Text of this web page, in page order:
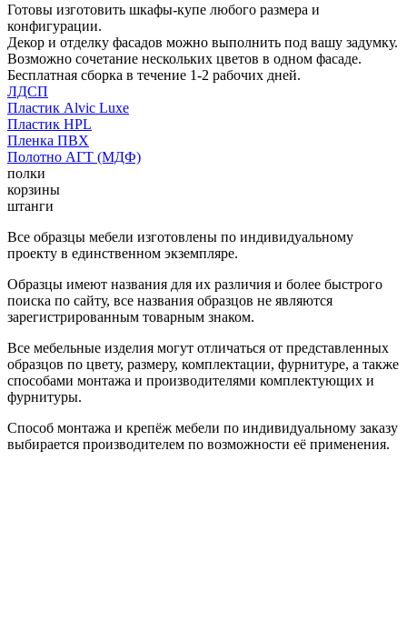
Готовы изготовить шкафы-купе любого размера и
конфигурации.
Декор и отделку фасадов можно выполнить под вашу задумку.
Возможно сочетание нескольких цветов в одном фасаде.
Бесплатная сборка в течение 1-2 рабочих дней.
ЛДСП
Пластик Alvic Luxe
Пластик HPL
Пленка ПВХ
Полотно АГТ (МДФ)
полки
корзины
штанги
Все образцы мебели изготовлены по индивидуальному
проекту в единственном экземпляре.
Образцы имеют названия для их различия и более быстрого
поиска по сайту, все названия образцов не являются
зарегистрированным товарным знаком.
Все мебельные изделия могут отличаться от представленных
образцов по цвету, размеру, комплектации, фурнитуре, а также
способами монтажа и производителями комплектующих и
фурнитуры.
Способ монтажа и крепёж мебели по индивидуальному заказу
выбирается производителем по возможности её применения.